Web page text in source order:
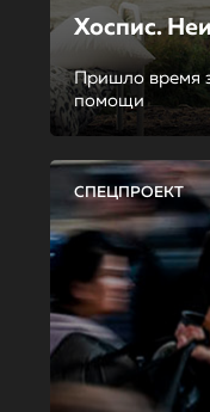
Хоспис.
Пришло время
помощи
СПЕЦПРОЕКТ